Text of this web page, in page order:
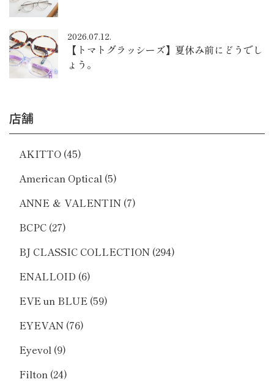
2026.07.12.
【トマトグラッシーズ】夏休み前にどうでし
ょう。
店舗
AKITTO (45)
American Optical (5)
ANNE ＆ VALENTIN (7)
BCPC (27)
BJ CLASSIC COLLECTION (294)
ENALLOID (6)
EVE un BLUE (59)
EYEVAN (76)
Eyevol (9)
Filton (24)